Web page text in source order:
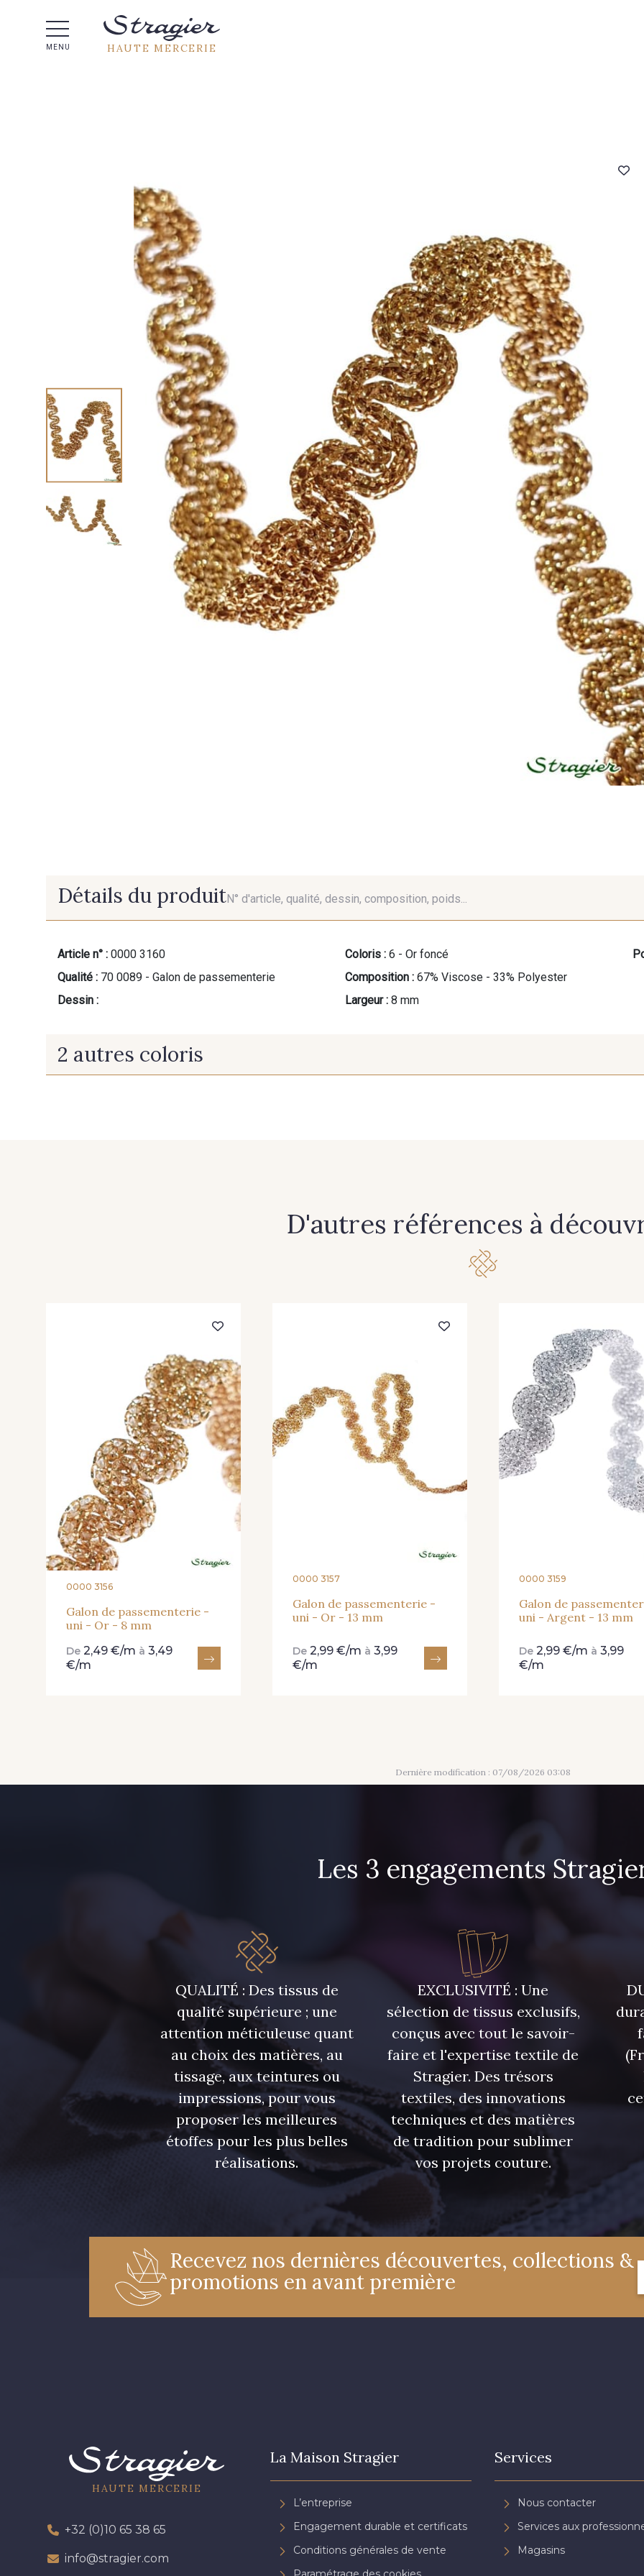
MENU HAUTE MERCERIE
Détails du produitN° d'article, qualité, dessin, composition, poids...
Article n° : 0000 3160
Qualité : 70 0089 - Galon de passementerie
Dessin :
Coloris : 6 - Or foncé
Composition : 67% Viscose - 33% Polyester
Largeur : 8 mm
2 autres coloris
D'autres références à
0000 3156
Galon de passementerie -
uni - Or - 8 mm
De 2,49 €/m à 3,49
€/m
0000 3157
Galon de passementerie -
uni - Or - 13 mm
De 2,99 €/m à 3,99
€/m
0000 3159
Galon de
uni - Argent - 13 mm
De 2,99 €/m à 3,99
€/m
Dernière modification : 07/08/2026 03:08
Les 3 engagements
QUALITÉ : Des tissus de
qualité supérieure ; une
attention méticuleuse quant
au choix des matières, au
tissage, aux teintures ou
impressions, pour vous
proposer les meilleures
étoffes pour les plus belles
réalisations.
EXCLUSIVITÉ : Une
sélection de tissus exclusifs,
conçus avec tout le savoir-
faire et l'expertise textile de
Stragier. Des trésors
textiles, des innovations
techniques et des matières
de tradition pour sublimer
vos projets couture.
Recevez nos dernières découvertes, collections &
promotions en avant première
HAUTE MERCERIE
+32 (0)10 65 38 65
info@stragier.com
La Maison Stragier
L’entreprise
Engagement durable et certificats
Conditions générales de vente
Services
Nous contacter
Services aux
Magasins